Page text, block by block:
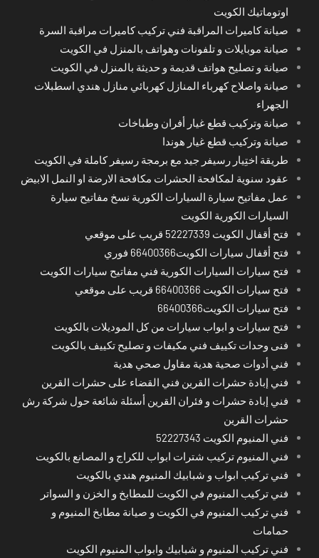
اوتوماتيك الكويت
صيانة كاميرات المراقبة فني تركيب كاميرات مراقبة السرة
صيانة موبايلات و تلفونات وهواتف بالمنزل في الكويت
صيانة و تصليح هواتف قديمة و حديثة بالمنزل في الكويت
صيانة واصلاح كهرباء المنازل كهربائي منازل هندي اسطبلات
الجهراء
صيانة وتركيب قطع غيار أفران وطباخات
صيانة وتركيب قطع غيار هوندا
طريقة اختِيار رسيفر جيد مع برمجة رسيفر كاملة في الكويت
عقود سنوية لمكافحة الحشرات مكافحة الارضة او النمل الابيض
عمل مفاتيح سيارة السيارات الكورية نسخ مفاتيح سيارة
السيارات الكورية الكويت
فتح أقفال الكويت 52227339 قريب على موقعي
فتح أقفال سيارات الكويت66400366 فوري
فتح سيارات السيارات الكورية فني مفاتيح سيارات الكويت
فتح سيارات الكويت 66400366 قريب على موقعي
فتح سيارات الكويت66400366
فتح سيارات و ابواب سيارات من كل الموديلات بالكويت
فنى وحدات تكييف فني مكيفات و تصليح تكييف بالكويت
فني أدوات صحية هدية مقاول صحي هدية
فني إبادة حشرات القرين فني القضاء على حشرات القرين
فني إبادة حشرات و فئران القرين أسئلة شائعة حول شركة رش
حشرات القرين
فني المنيوم الكويت 52227343
فني المنيوم تركيب شترات ابواب للكراج و المصانع بالكويت
فني تركيب ابواب و شبابيك المنيوم هندي بالكويت
فني تركيب المنيوم في الكويت للمطابخ و الخزن و السواتر
فني تركيب المنيوم في الكويت و صيانة مطابخ المنيوم و
حمامات
فني تركيب المنيوم و شبابيك وابواب المنيوم الكويت